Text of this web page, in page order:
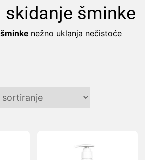
skidanje šminke
nežno uklanja nečistoće